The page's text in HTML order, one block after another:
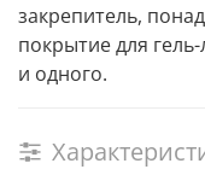
закрепитель,
покрытие для
и одного.